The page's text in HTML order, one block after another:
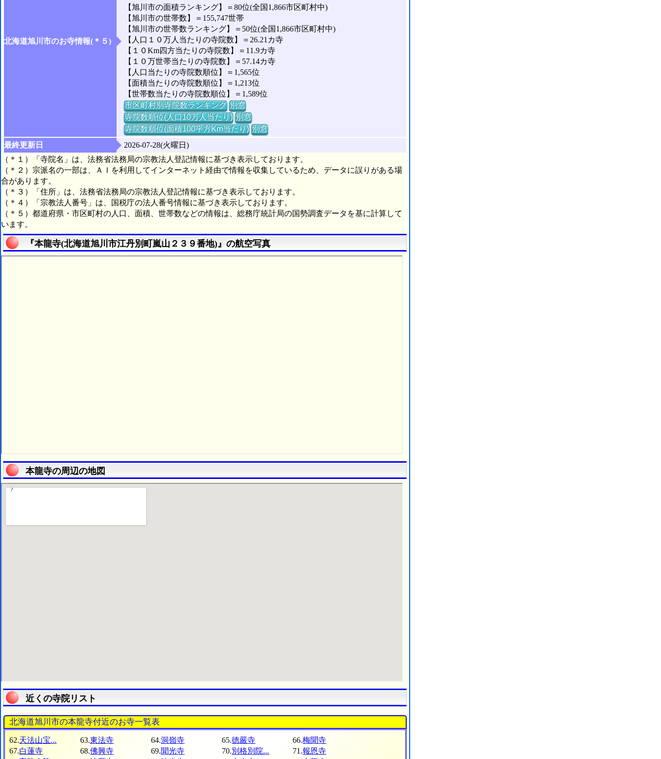
北海道旭川市のお寺情報(＊５)
【旭川市の面積ランキング】＝80位(全国1,866市区町村中)
【旭川市の世帯数】＝155,747世帯
【旭川市の世帯数ランキング】＝50位(全国1,866市区町村中)
【人口１０万人当たりの寺院数】＝26.21カ寺
【１０Km四方当たりの寺院数】＝11.9カ寺
【１０万世帯当たりの寺院数】＝57.14カ寺
【人口当たりの寺院数順位】＝1,565位
【面積当たりの寺院数順位】＝1,213位
【世帯数当たりの寺院数順位】＝1,589位
市区町村別寺院数ランキング 別窓
寺院数順位(人口10万人当たり) 別窓
寺院数順位(面積100平方Km当たり) 別窓
最終更新日
2026-07-28(火曜日)
（＊１）「寺院名」は、法務省法務局の宗教法人登記情報に基づき表示しております。
（＊２）宗派名の一部は、ＡＩを利用してインターネット経由で情報を収集しているため、データに誤りがある場
合があります。
（＊３）「住所」は、法務省法務局の宗教法人登記情報に基づき表示しております。
（＊４）「宗教法人番号」は、国税庁の法人番号情報に基づき表示しております。
（＊５）都道府県・市区町村の人口、面積、世帯数などの情報は、総務庁統計局の国勢調査データを基に計算して
います。
『本龍寺(北海道旭川市江丹別町嵐山２３９番地)』の航空写真
本龍寺の周辺の地図
近くの寺院リスト
北海道旭川市の本龍寺付近のお寺一覧表
62.天法山宝... 63.東法寺 64.洞嶺寺 65.徳嚴寺 66.梅聞寺
67.白蓮寺 68.佛興寺 69.聞光寺 70.別格別院... 71.報恩寺